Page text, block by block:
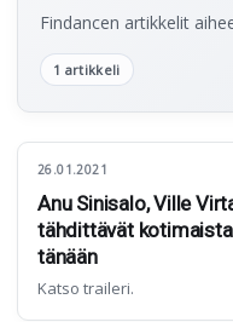
Findancen artikkelit
1 artikkeli
26.01.2021
Anu Sinisalo, Ville
tähdittävät
tänään
Katso traileri.